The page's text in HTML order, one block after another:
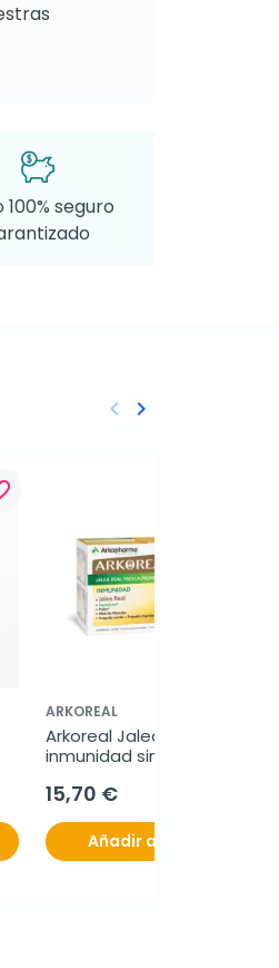
100% seguro
ARKOREAL
Arkoreal Jalea Real
inmunidad sin azúcar, 20
15,70 €
Añadir al carrito
Anterior
keyboard_arrow_left Siguiente
keyboard_arrow_right